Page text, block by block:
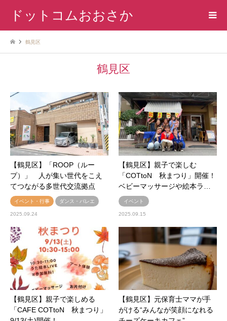
ドットコムおおさか
鶴見区
鶴見区
【鶴見区】「ROOP（ルー
プ）」 人が集い世代をこえ
てつながる多世代交流拠点
イベント・行事 ダンス・バレエ
2025.09.24
【鶴見区】親子で楽しむ
「COTtoN 秋まつり」開催！
ベビーマッサージや絵本ラ…
イベント
2025.09.15
【鶴見区】親子で楽しめる
「CAFE COTtoN 秋まつり」
【鶴見区】元保育士ママが手
がける“みんなが笑顔になれる